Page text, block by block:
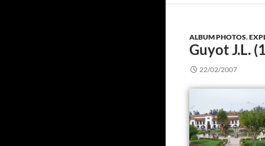
ALBUM PHOTOS,
Guyot J.L.
22/02/2007